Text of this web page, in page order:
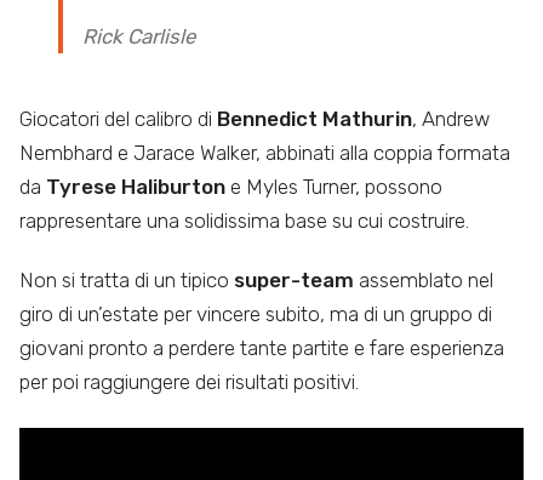
Rick Carlisle
Giocatori del calibro di Bennedict Mathurin, Andrew
Nembhard e Jarace Walker, abbinati alla coppia formata
da Tyrese Haliburton e Myles Turner, possono
rappresentare una solidissima base su cui costruire.
Non si tratta di un tipico super-team assemblato nel
giro di un’estate per vincere subito, ma di un gruppo di
giovani pronto a perdere tante partite e fare esperienza
per poi raggiungere dei risultati positivi.